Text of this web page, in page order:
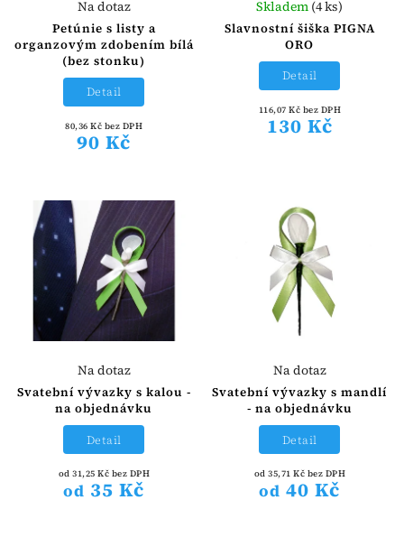
Petúnie s listy a
organzovým zdobením bílá
(bez stonku)
Na dotaz
80,36 Kč bez DPH
90 Kč
Detail
Slavnostní šiška PIGNA
ORO
Skladem (4 ks)
116,07 Kč bez DPH
130 Kč
Detail
Svatební vývazky s kalou -
na objednávku
Na dotaz
od 31,25 Kč bez DPH
od 35 Kč
Detail
Svatební vývazky s mandlí
- na objednávku
Na dotaz
od 35,71 Kč bez DPH
od 40 Kč
Detail